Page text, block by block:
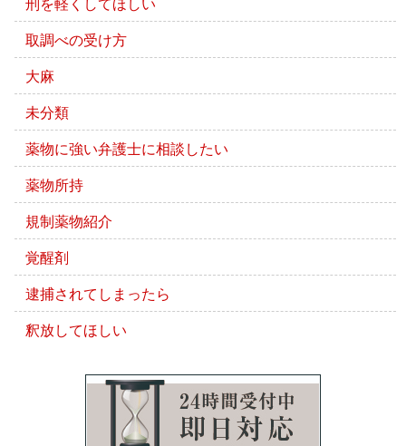
取調べの受け方
大麻
未分類
薬物に強い弁護士に相談したい
薬物所持
規制薬物紹介
覚醒剤
逮捕されてしまったら
釈放してほしい